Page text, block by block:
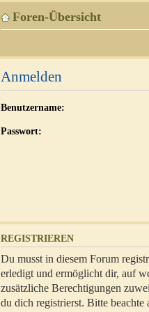
Foren-Übersicht
Anmelden
Benutzername:
Passwort:
REGISTRIEREN
Du musst in diesem Forum
erledigt und ermöglicht dir, auf
zusätzliche Berechtigungen
du dich registrierst. Bitte